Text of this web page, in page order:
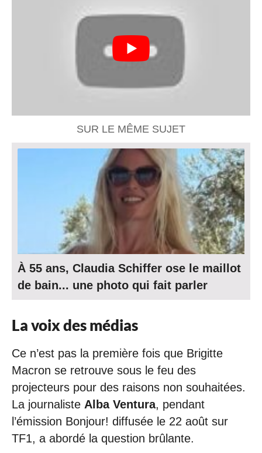
SUR LE MÊME SUJET
À 55 ans, Claudia Schiffer ose le maillot
de bain... une photo qui fait parler
La voix des médias
Ce n’est pas la première fois que Brigitte
Macron se retrouve sous le feu des
projecteurs pour des raisons non souhaitées.
La journaliste Alba Ventura, pendant
l’émission Bonjour! diffusée le 22 août sur
TF1, a abordé la question brûlante.